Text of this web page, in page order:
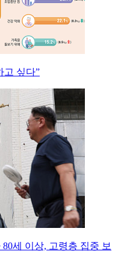
고 싶다”
세 이상, 고령층 집중 보